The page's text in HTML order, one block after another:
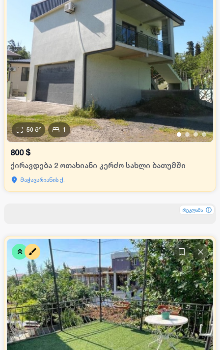
••••
50 მ² 1
800 $
ქირავდება 2 ოთახიანი კერძო სახლი ბათუმში
მაჭავარიანის ქ.
რეკლამა
რეკლამა
რეკლამა